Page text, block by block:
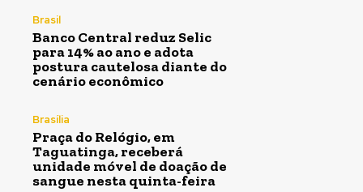
Brasil
Banco Central reduz Selic
para 14% ao ano e adota
postura cautelosa diante do
cenário econômico
Brasília
Praça do Relógio, em
Taguatinga, receberá
unidade móvel de doação de
sangue nesta quinta-feira